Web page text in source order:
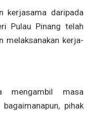
kerjasama daripada
Pulau Pinang telah
melaksanakan kerja-
mengambil masa
pihak